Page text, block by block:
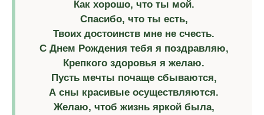
Как хорошо, что ты мой.
Спасибо, что ты есть,
Твоих достоинств мне не счесть.
С Днем Рождения тебя я поздравляю,
Крепкого здоровья я желаю.
Пусть мечты почаще сбываются,
А сны красивые осуществляются.
Желаю, чтоб жизнь яркой была,